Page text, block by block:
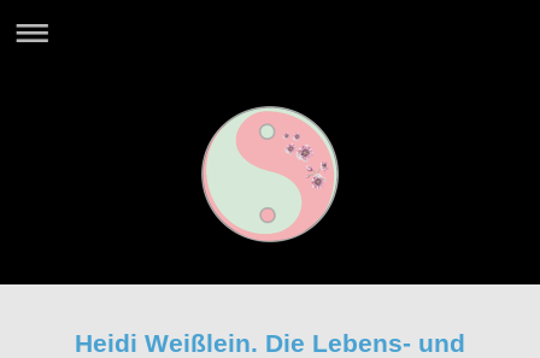
Heidi Weißlein. Die Lebens- und